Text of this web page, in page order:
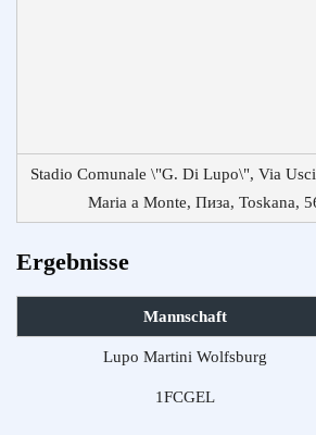
Stadio Comunale \"G. Di Lupo\", Via
Maria a Monte, Пиза, Toskana,
Ergebnisse
Mannschaft
Lupo Martini Wolfsburg
1FCGEL